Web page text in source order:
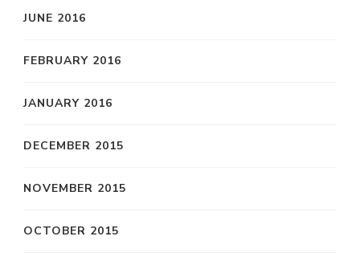
JUNE 2016
FEBRUARY 2016
JANUARY 2016
DECEMBER 2015
NOVEMBER 2015
OCTOBER 2015